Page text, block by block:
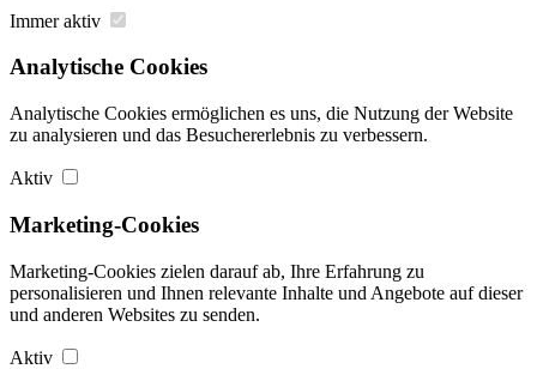
Immer aktiv
Analytische Cookies
Analytische Cookies ermöglichen es uns, die Nutzung der Website
zu analysieren und das Besuchererlebnis zu verbessern.
Aktiv
Marketing-Cookies
Marketing-Cookies zielen darauf ab, Ihre Erfahrung zu
personalisieren und Ihnen relevante Inhalte und Angebote auf dieser
und anderen Websites zu senden.
Aktiv